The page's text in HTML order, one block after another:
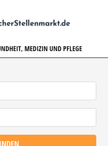
MEDIZIN UND PFLEGE